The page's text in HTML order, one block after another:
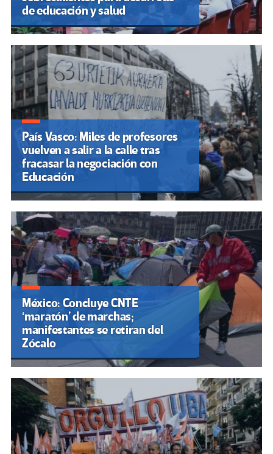
de educación y salud
País Vasco: Miles de profesores
vuelven a salir a la calle tras
fracasar la negociación con
Educación
México: Concluye CNTE
‘maratón’ de marchas;
manifestantes se retiran del
Zócalo